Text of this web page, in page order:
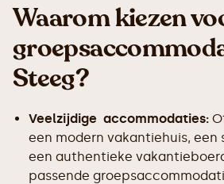
Waarom kiezen
Steeg?
Veelzijdige accommodaties:
een modern vakantiehuis,
een authentieke
passende